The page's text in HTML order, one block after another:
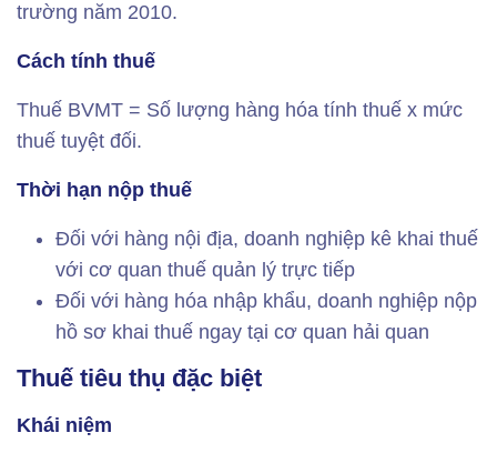
trường năm 2010.
Cách tính thuế
Thuế BVMT = Số lượng hàng hóa tính thuế x mức
thuế tuyệt đối.
Thời hạn nộp thuế
Đối với hàng nội địa, doanh nghiệp kê khai thuế
với cơ quan thuế quản lý trực tiếp
Đối với hàng hóa nhập khẩu, doanh nghiệp nộp
hồ sơ khai thuế ngay tại cơ quan hải quan
Thuế tiêu thụ đặc biệt
Khái niệm